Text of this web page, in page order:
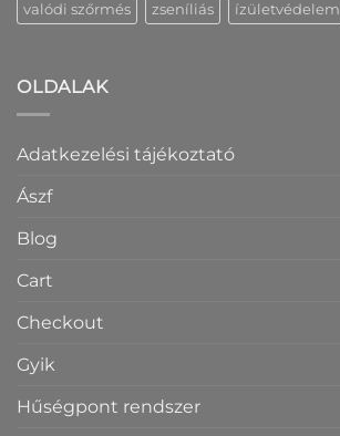
valódi szőrmés zseníliás ízületvédelem
OLDALAK
Adatkezelési tájékoztató
Ászf
Blog
Cart
Checkout
Gyik
Hűségpont rendszer